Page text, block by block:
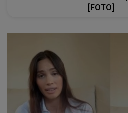
Alina Pușcău, mesaj
înainte de a intra în
metastază. E foarte